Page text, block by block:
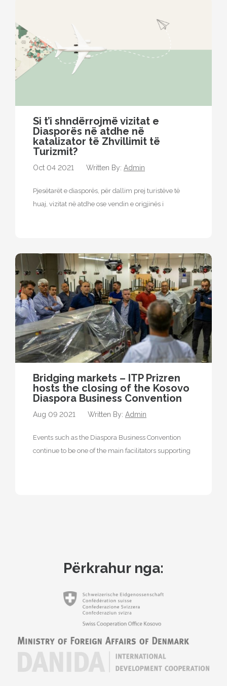
Si t’i shndërrojmë vizitat e
Diasporës ​​në atdhe në
katalizator të Zhvillimit të
Turizmit?
Oct 04 2021 Written By: Admin
Pjesëtarët e diasporës, për dallim prej turistëve të
huaj, vizitat në atdhe ose vendin e origjinës i
Bridging markets – ITP Prizren
hosts the closing of the Kosovo
Diaspora Business Convention
Aug 09 2021 Written By: Admin
Events such as the Diaspora Business Convention
continue to be one of the main facilitators supporting
Përkrahur nga: